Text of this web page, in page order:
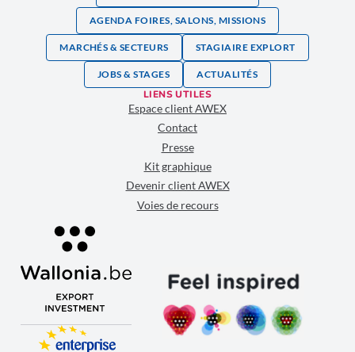
AGENDA FOIRES, SALONS, MISSIONS
MARCHÉS & SECTEURS STAGIAIRE EXPLORT
JOBS & STAGES ACTUALITÉS
LIENS UTILES
Espace client AWEX
Contact
Presse
Kit graphique
Devenir client AWEX
Voies de recours